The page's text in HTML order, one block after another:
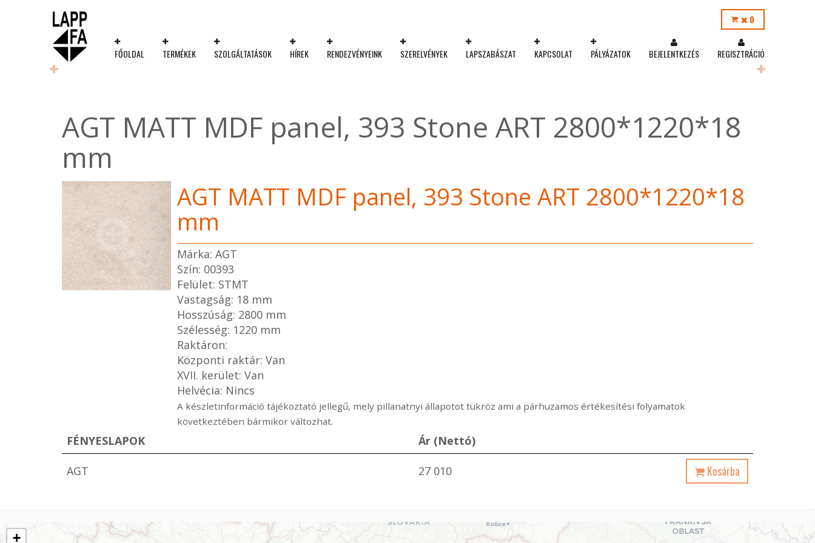
FŐOLDAL TERMÉKEK SZOLGÁLTATÁSOK HÍREK RENDEZVÉNYEINK SZERELVÉNYEK LAPSZABÁSZAT KAPCSOLAT PÁLYÁZATOK
0
BEJELENTKEZÉS REGISZTRÁCIÓ
AGT MATT MDF panel, 393 Stone ART 2800*1220*18
mm
AGT MATT MDF panel, 393 Stone ART 2800*1220*18
mm
Márka: AGT
Szín: 00393
Felület: STMT
Vastagság: 18 mm
Hosszúság: 2800 mm
Szélesség: 1220 mm
Raktáron:
Központi raktár: Van
XVII. kerület: Van
Helvécia: Nincs
A készletinformáció tájékoztató jellegű, mely pillanatnyi állapotot tükröz ami a párhuzamos értékesítési folyamatok
következtében bármikor változhat.
FÉNYESLAPOK Ár (Nettó)
AGT 27 010 Kosárba
+